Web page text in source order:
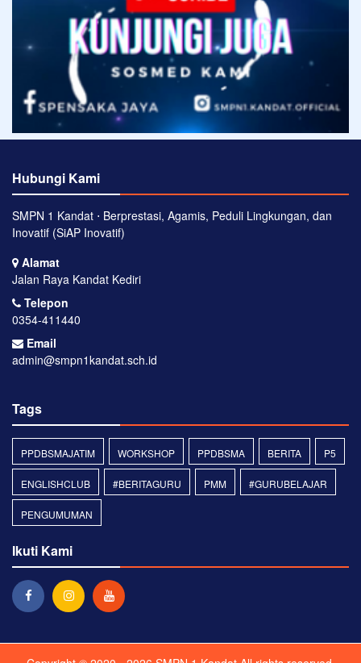
Hubungi Kami
SMPN 1 Kandat ⋅ Berprestasi, Agamis, Peduli Lingkungan, dan
Inovatif (SiAP Inovatif)
Alamat
Jalan Raya Kandat Kediri
Telepon
0354-411440
Email
admin@smpn1kandat.sch.id
Tags
PPDBSMAJATIM WORKSHOP PPDBSMA BERITA P5
ENGLISHCLUB #BERITAGURU PMM #GURUBELAJAR
PENGUMUMAN
Ikuti Kami